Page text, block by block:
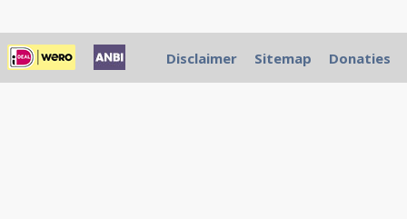
Disclaimer Sitemap Donaties